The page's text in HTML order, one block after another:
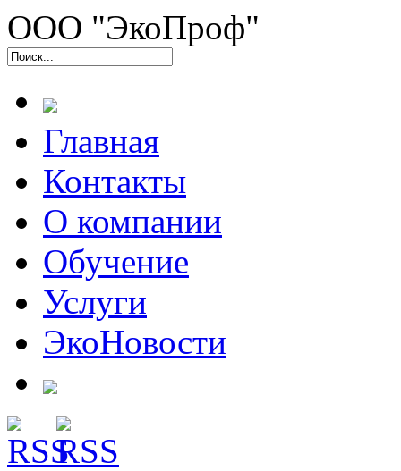
ООО "ЭкоПроф"
Главная
Контакты
О компании
Обучение
Услуги
ЭкоНовости